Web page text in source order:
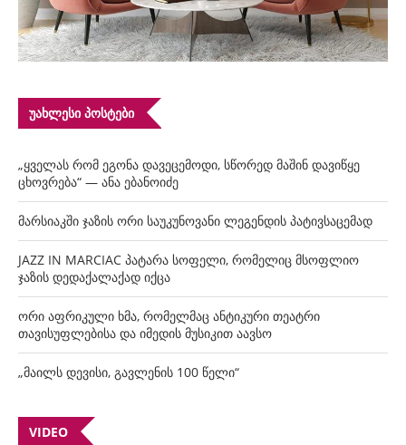
ᲣᲐᲮᲚᲔᲡᲘ ᲞᲝᲡᲢᲔᲑᲘ
„ყველას რომ ეგონა დავეცემოდი, სწორედ მაშინ დავიწყე
ცხოვრება“ — ანა ებანოიძე
მარსიაკში ჯაზის ორი საუკუნოვანი ლეგენდის პატივსაცემად
JAZZ IN MARCIAC პატარა სოფელი, რომელიც მსოფლიო
ჯაზის დედაქალაქად იქცა
ორი აფრიკული ხმა, რომელმაც ანტიკური თეატრი
თავისუფლებისა და იმედის მუსიკით აავსო
„მაილს დევისი, გავლენის 100 წელი“
VIDEO